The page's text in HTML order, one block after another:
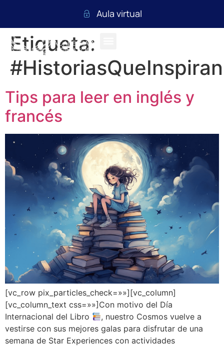
Aula virtual
Etiqueta:
#HistoriasQueInspiran
Tips para leer en inglés y
francés
[vc_row pix_particles_check=»»][vc_column]
[vc_column_text css=»»]Con motivo del Día
Internacional del Libro
, nuestro Cosmos vuelve a
vestirse con sus mejores galas para disfrutar de una
semana de Star Experiences con actividades